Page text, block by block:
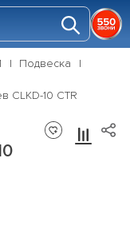
Подвеска
CLKD-10 CTR